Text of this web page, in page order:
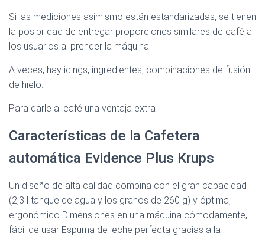
Si las mediciones asimismo están estandarizadas, se tienen
la posibilidad de entregar proporciones similares de café a
los usuarios al prender la máquina.
A veces, hay icings, ingredientes, combinaciones de fusión
de hielo.
Para darle al café una ventaja extra
Características de la Cafetera
automática Evidence Plus Krups
Un diseño de alta calidad combina con el gran capacidad
(2,3 l tanque de agua y los granos de 260 g) y óptima,
ergonómico Dimensiones en una máquina cómodamente,
fácil de usar Espuma de leche perfecta gracias a la